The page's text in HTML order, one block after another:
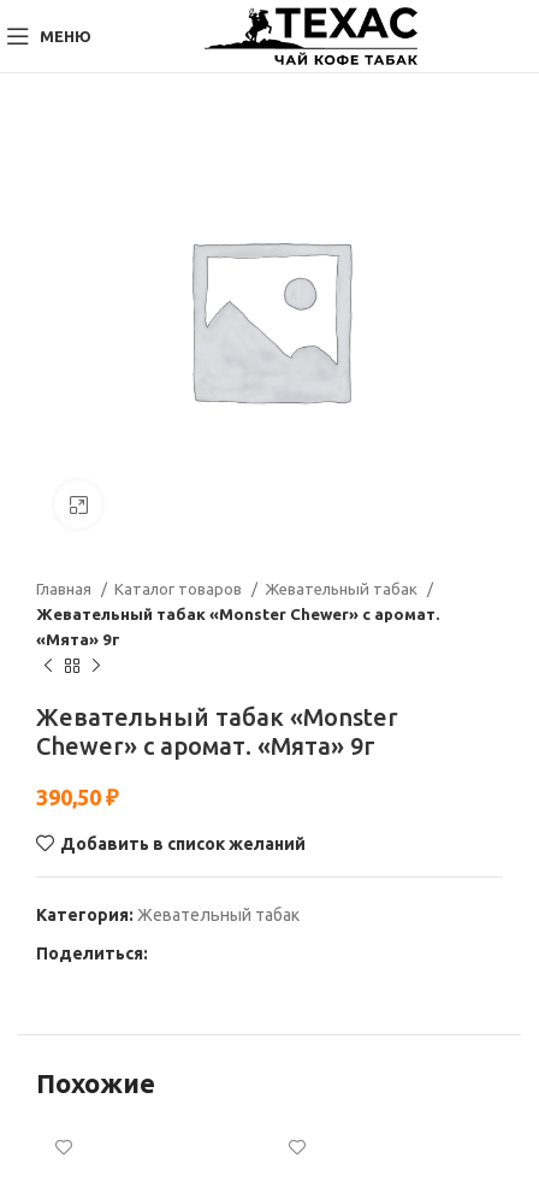
МЕНЮ
Главная Каталог товаров
Жевательный табак
Жевательный табак «Monster Chewer» с аромат.
«Мята» 9г
Жевательный табак «Monster
Chewer» с аромат. «Мята» 9г
390,50 ₽
Добавить в список желаний
Категория: Жевательный табак
Поделиться:
Похожие